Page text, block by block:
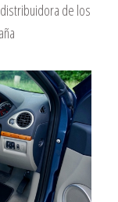
de los